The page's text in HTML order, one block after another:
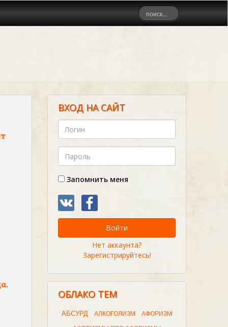
ВХОД НА САЙТ
Запомнить меня
Войти
Нет аккаунта?
Зарегистрируйтесь!
ОБЛАКО ТЕМ
АБСУРД АЛКОГОЛИЗМ АФОРИЗМ